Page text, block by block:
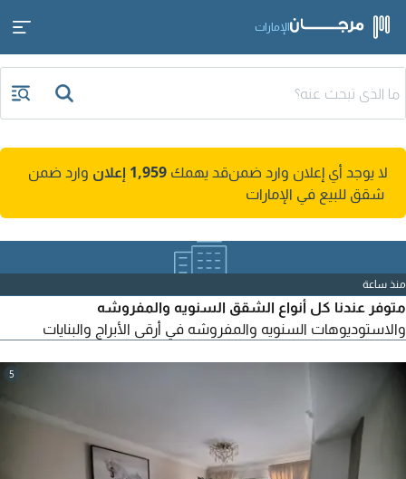
الإمارات
لا يوجد أي إعلان وارد ضمنقد يهمك 1,959 إعلان
وارد ضمن
شقق للبيع في الإمارات
منذ ساعة
متوفر عندنا كل أنواع الشقق السنويه والمفروشه
والاستوديوهات السنويه والمفروشه في أرقى الأبراج والبنايات
5